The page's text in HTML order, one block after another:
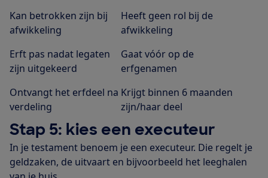
Kan betrokken zijn bij
afwikkeling
Heeft geen rol bij de
afwikkeling
Erft pas nadat legaten
zijn uitgekeerd
Gaat vóór op de
erfgenamen
Ontvangt het erfdeel na
verdeling
Krijgt binnen 6 maanden
zijn/haar deel
Stap 5: kies een executeur
In je testament benoem je een executeur. Die regelt je
geldzaken, de uitvaart en bijvoorbeeld het leeghalen